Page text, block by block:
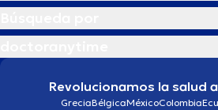
Revolucionamos la salud
GreciaBélgicaMéxicoColombia